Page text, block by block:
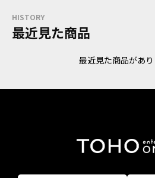
HISTORY
最近見た商品
最近見た商品があり